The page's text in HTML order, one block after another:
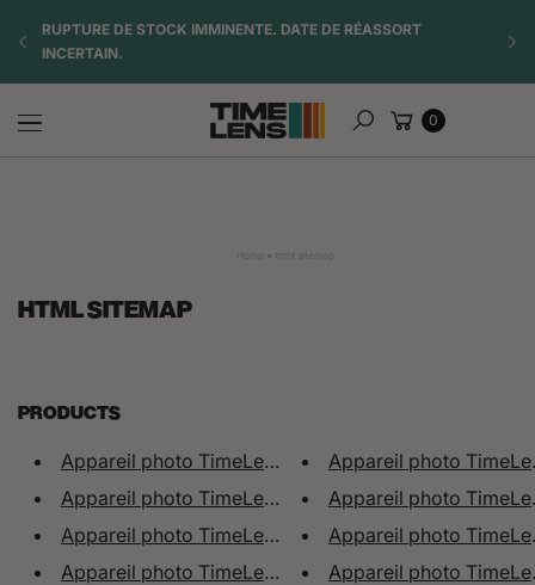
contenuto
RUPTURE DE STOCK IMMINENTE. DATE DE RÉASSORT
INCERTAIN.
Cerca
Carrello
0
Home html sitemap
HTML SITEMAP
PRODUCTS
Appareil photo TimeLens®
Appareil photo TimeLens® Kaki
Appareil photo TimeLens® Marro...
Appareil photo TimeLens® Rouge...
Appareil photo
Appareil photo
Appareil photo
Appareil photo